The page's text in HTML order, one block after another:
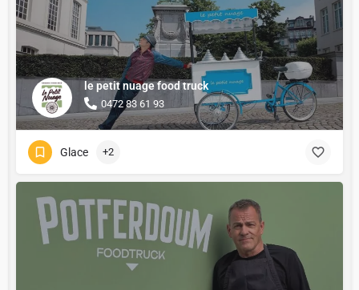
le petit nuage food truck
0472 83 61 93
Glace +2